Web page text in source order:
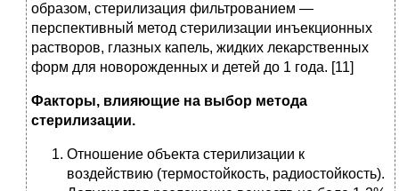
образом, стерилизация фильтрованием —
перспективный метод стерилизации инъекционных
растворов, глазных капель, жидких лекарственных
форм для новорожденных и детей до 1 года. [11]
Факторы, влияющие на выбор метода
стерилизации.
Отношение объекта стерилизации к
воздействию (термостойкость, радиостойкость).